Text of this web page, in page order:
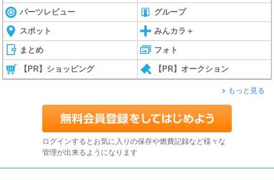
パーツレビュー グループ
スポット みんカラ＋
まとめ フォト
【PR】ショッピング 【PR】オークション
もっと見る
ログインするとお気に入りの保存や燃費記録など様々な
管理が出来るようになります